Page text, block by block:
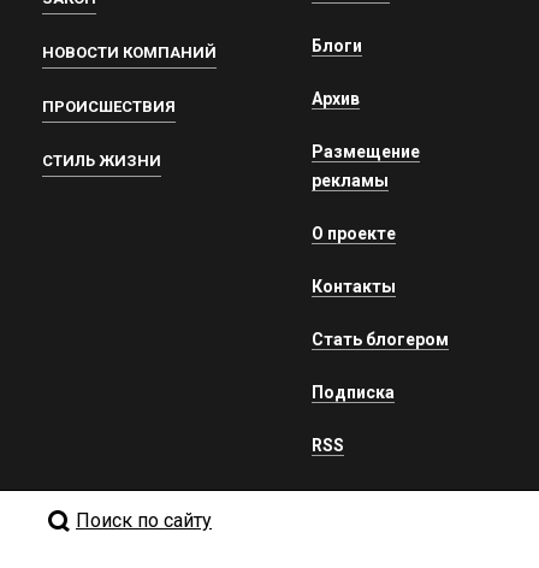
НОВОСТИ КОМПАНИЙ
ПРОИСШЕСТВИЯ
СТИЛЬ ЖИЗНИ
Блоги
Архив
Размещение
рекламы
О проекте
Контакты
Стать блогером
Подписка
RSS
Поиск по сайту